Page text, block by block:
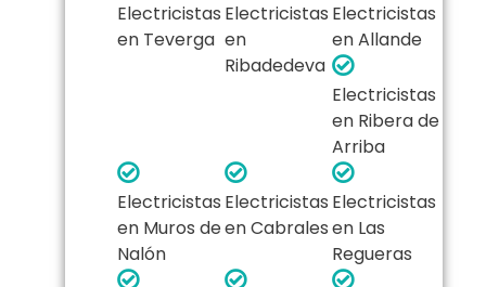
Electricistas
en Teverga
Electricistas
en
Ribadedeva
Electricistas
en Allande
Electricistas
en Ribera de
Arriba
Electricistas
en Muros de
Nalón
Electricistas
en Cabrales
Electricistas
en Las
Regueras